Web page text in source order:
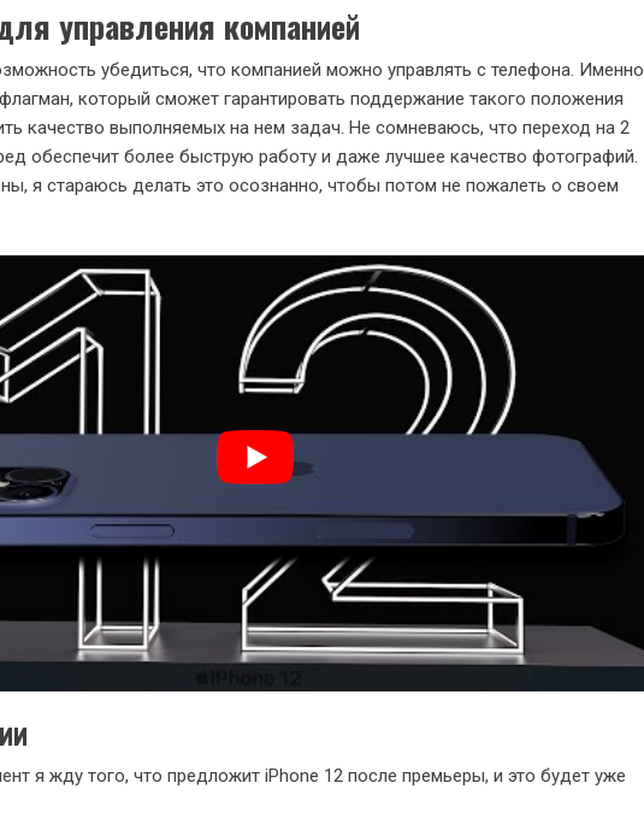
управления компанией
убедиться, что компанией можно управлять с телефона. Именно
который сможет гарантировать поддержание такого положения
качество выполняемых на нем задач. Не сомневаюсь, что переход на 2
обеспечит более быструю работу и даже лучшее качество фотографий.
я стараюсь делать это осознанно, чтобы потом не пожалеть о своем
я жду того, что предложит iPhone 12 после премьеры, и это будет уже